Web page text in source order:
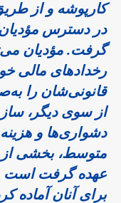
کارپوشه و از
در دسترس
گرفت. مؤدیان
رخدادهای مالی
قانونی‌شان را
از سوی دیگر،
دشواری‌ها و
متوسط، بخشی از
عهده گرفت است
برای آنان آماده